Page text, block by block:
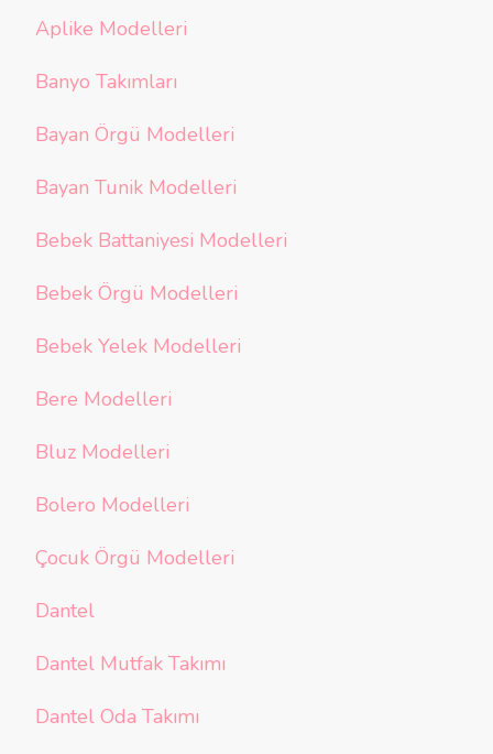
Aplike Modelleri
Banyo Takımları
Bayan Örgü Modelleri
Bayan Tunik Modelleri
Bebek Battaniyesi Modelleri
Bebek Örgü Modelleri
Bebek Yelek Modelleri
Bere Modelleri
Bluz Modelleri
Bolero Modelleri
Çocuk Örgü Modelleri
Dantel
Dantel Mutfak Takımı
Dantel Oda Takımı